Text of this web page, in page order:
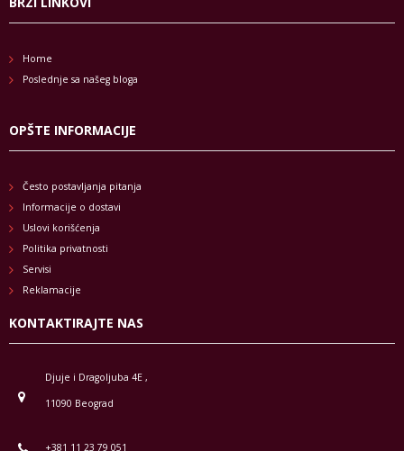
Home
Poslednje sa našeg bloga
OPŠTE INFORMACIJE
Često postavljanja pitanja
Informacije o dostavi
Uslovi korišćenja
Politika privatnosti
Servisi
Reklamacije
KONTAKTIRAJTE NAS
Djuje i Dragoljuba 4E ,
11090 Beograd
+381 11 23 79 051